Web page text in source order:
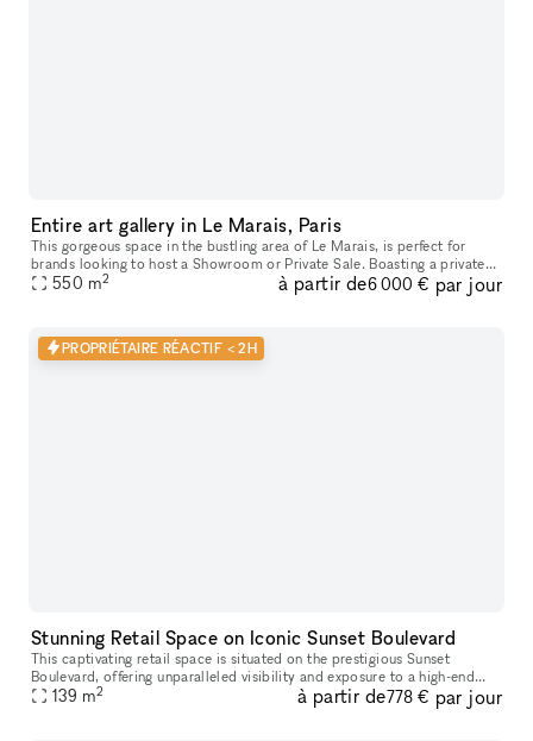
Entire art gallery in Le Marais, Paris
This gorgeous space in the bustling area of Le Marais, is perfect for
brands looking to host a Showroom or Private Sale. Boasting a private
entrance that creates a well-lit ambiance. With a trendy m
550 m2 à partir de6 000 € par jour
PROPRIÉTAIRE RÉACTIF < 2H
Stunning Retail Space on Iconic Sunset Boulevard
This captivating retail space is situated on the prestigious Sunset
Boulevard, offering unparalleled visibility and exposure to a high-end
clientele. Recently Renovated & Designed for Impact: Moder
139 m2 à partir de778 € par jour